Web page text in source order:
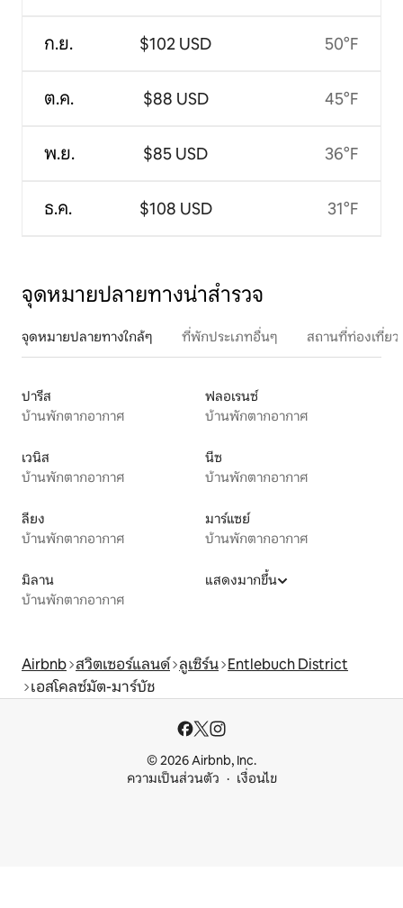
ก.ย.
ต.ค.
พ.ย.
ธ.ค.
$102 USD
$88 USD
$85 USD
$108 USD
50°F
45°F
36°F
31°F
จุดหมายปลายทางน่าสำรวจ
จุดหมายปลายทางใกล้ๆ ที่พักประเภทอื่นๆ สถานที่ท่องเที่ย
ปารีส
บ้านพักตากอากาศ
ฟลอเรนซ์
บ้านพักตากอากาศ
เวนิส
บ้านพักตากอากาศ
นีซ
บ้านพักตากอากาศ
ลียง
บ้านพักตากอากาศ
มาร์แซย์
บ้านพักตากอากาศ
มิลาน
บ้านพักตากอากาศ
แสดงมากขึ้น
Airbnb สวิตเซอร์แลนด์ ลูเซิร์น Entlebuch District
เอสโคลซ์มัต-มาร์บัช
© 2026 Airbnb, Inc.
ความเป็นส่วนตัว
เงื่อนไข